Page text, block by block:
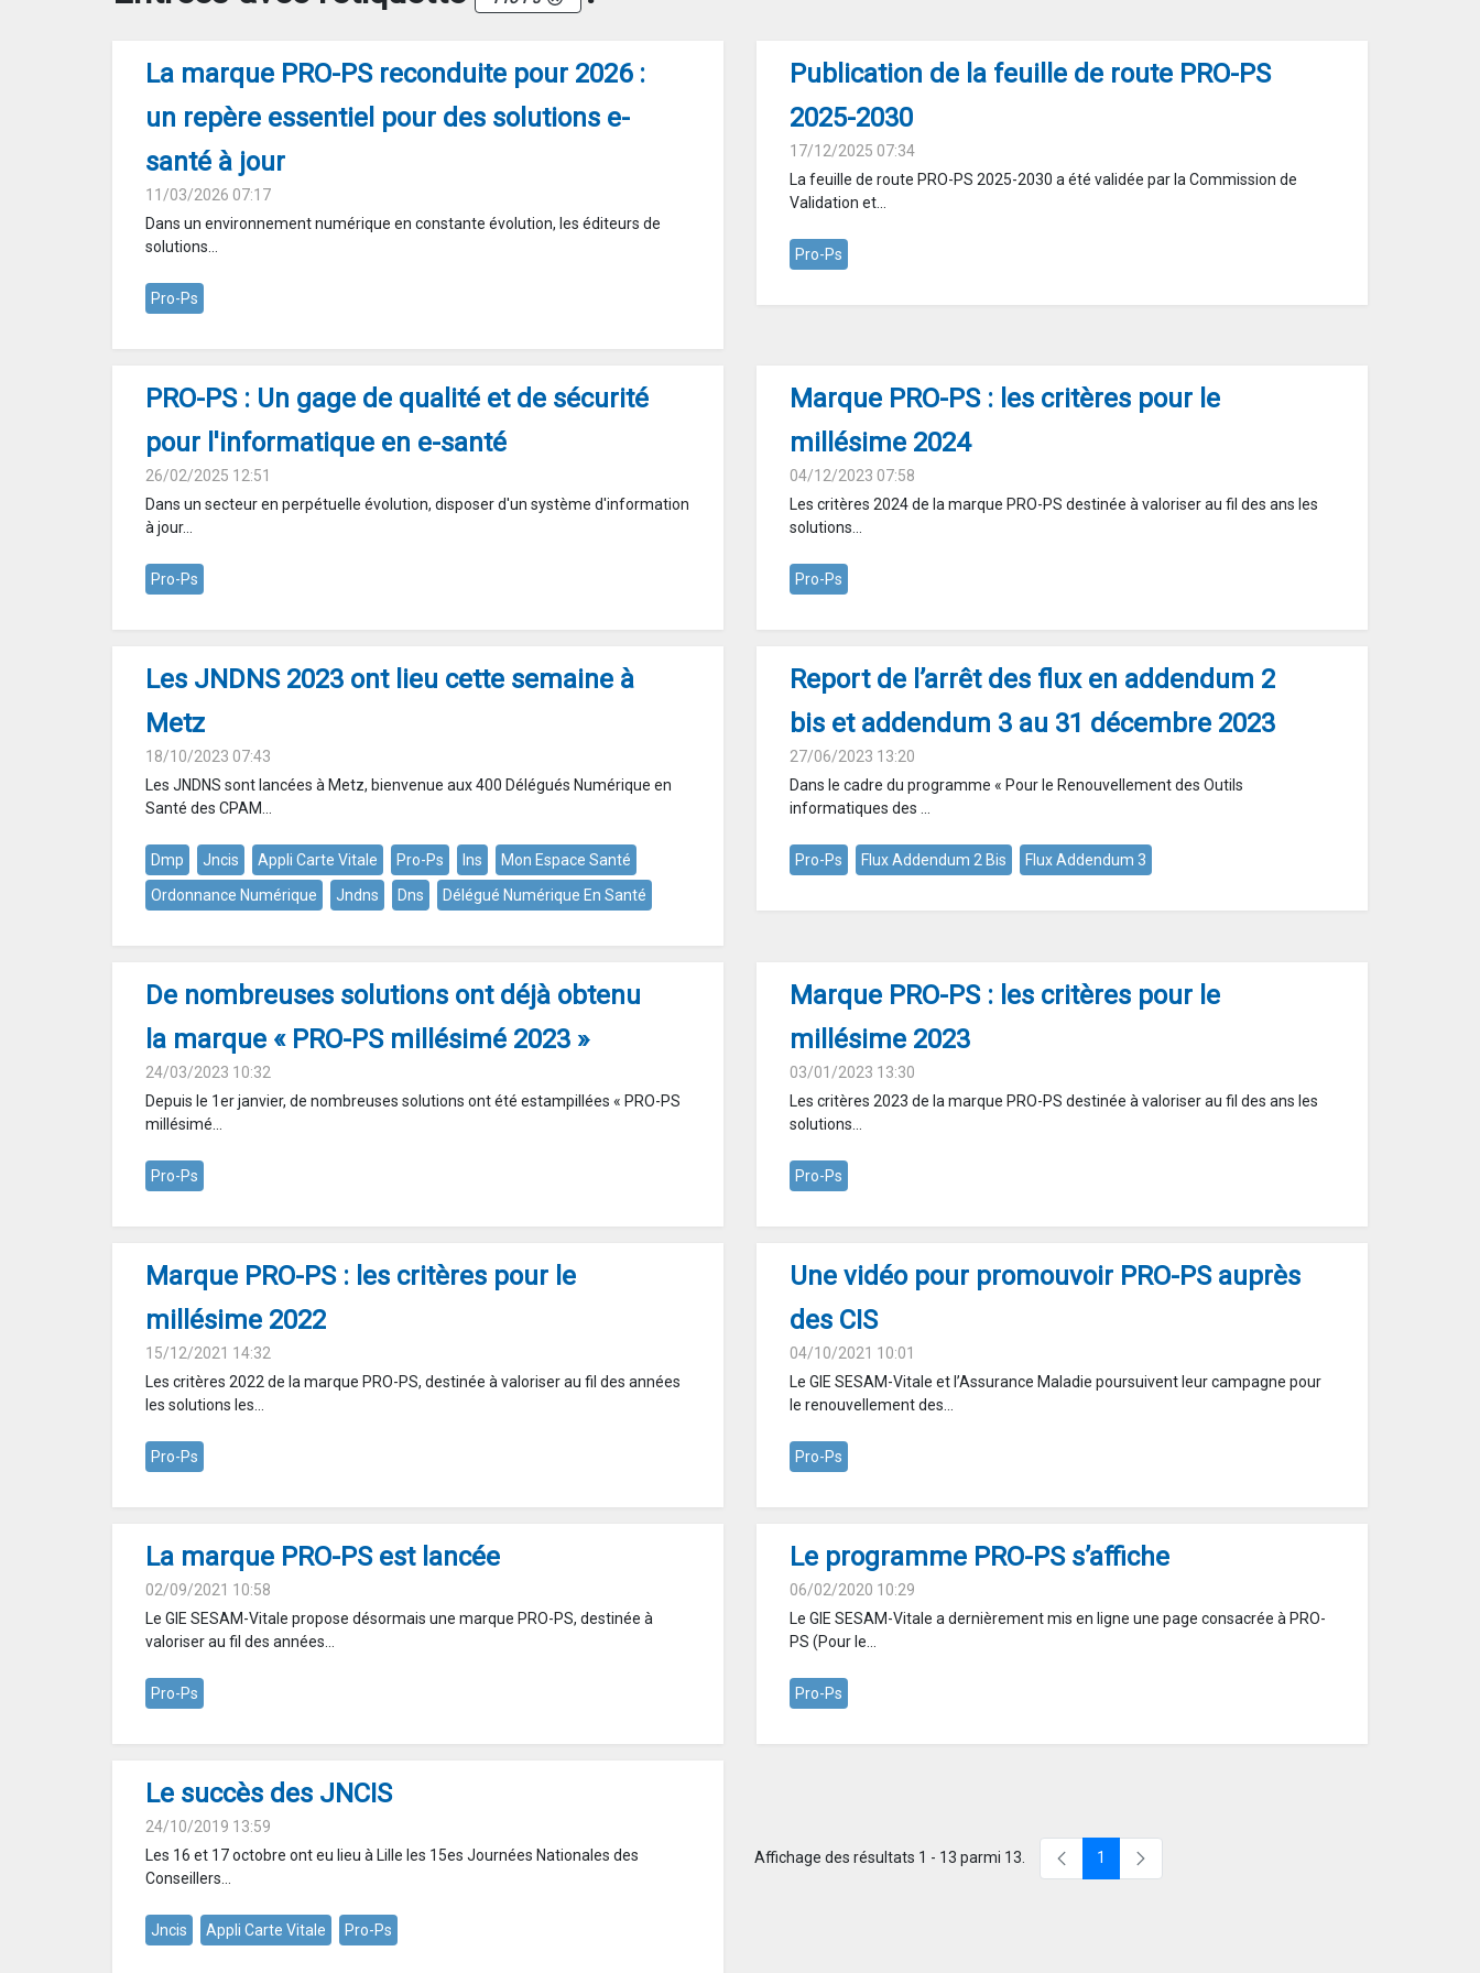
La marque PRO-PS reconduite pour 2026 :
un repère essentiel pour des solutions e-
santé à jour
11/03/2026 07:17
Dans un environnement numérique en constante évolution, les éditeurs de
solutions...
Pro-Ps
Publication de la feuille de route PRO-PS
2025-2030
17/12/2025 07:34
La feuille de route PRO-PS 2025-2030 a été validée par la Commission de
Validation et...
Pro-Ps
PRO-PS : Un gage de qualité et de sécurité
pour l'informatique en e-santé
26/02/2025 12:51
Dans un secteur en perpétuelle évolution, disposer d'un système d'information
à jour...
Pro-Ps
Marque PRO-PS : les critères pour le
millésime 2024
04/12/2023 07:58
Les critères 2024 de la marque PRO-PS destinée à valoriser au fil des ans les
solutions...
Pro-Ps
Les JNDNS 2023 ont lieu cette semaine à
Metz
18/10/2023 07:43
Les JNDNS sont lancées à Metz, bienvenue aux 400 Délégués Numérique en
Santé des CPAM...
Dmp Jncis Appli Carte Vitale Pro-Ps Ins
Mon Espace Santé
Ordonnance Numérique
Jndns Dns Délégué Numérique En Santé
Report de l’arrêt des flux en addendum 2
bis et addendum 3 au 31 décembre 2023
27/06/2023 13:20
Dans le cadre du programme « Pour le Renouvellement des Outils
informatiques des ...
Pro-Ps Flux Addendum 2 Bis Flux Addendum 3
De nombreuses solutions ont déjà obtenu
la marque « PRO-PS millésimé 2023 »
24/03/2023 10:32
Depuis le 1er janvier, de nombreuses solutions ont été estampillées « PRO-PS
millésimé...
Pro-Ps
Marque PRO-PS : les critères pour le
millésime 2023
03/01/2023 13:30
Les critères 2023 de la marque PRO-PS destinée à valoriser au fil des ans les
solutions...
Pro-Ps
Marque PRO-PS : les critères pour le
millésime 2022
15/12/2021 14:32
Les critères 2022 de la marque PRO-PS, destinée à valoriser au fil des années
les solutions les...
Pro-Ps
Une vidéo pour promouvoir PRO-PS auprès
des CIS
04/10/2021 10:01
Le GIE SESAM-Vitale et l’Assurance Maladie poursuivent leur campagne pour
le renouvellement des...
Pro-Ps
La marque PRO-PS est lancée
02/09/2021 10:58
Le GIE SESAM-Vitale propose désormais une marque PRO-PS, destinée à
valoriser au fil des années...
Pro-Ps
Le programme PRO-PS s’affiche
06/02/2020 10:29
Le GIE SESAM-Vitale a dernièrement mis en ligne une page consacrée à PRO-
PS (Pour le...
Pro-Ps
Le succès des JNCIS
24/10/2019 13:59
Les 16 et 17 octobre ont eu lieu à Lille les 15es Journées Nationales des
Conseillers...
Jncis Appli Carte Vitale Pro-Ps
Affichage des résultats 1 - 13 parmi 13. Page
1